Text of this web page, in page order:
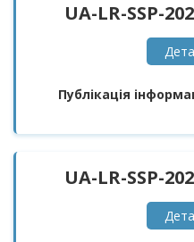
UA-LR-SSP-
Публікація
UA-LR-SSP-